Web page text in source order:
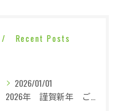
Recent Posts
2026/01/01